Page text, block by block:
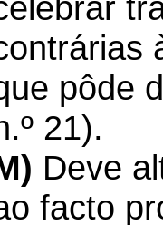
pôde
21).
Deve
facto